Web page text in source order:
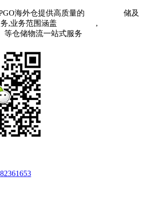
海外仓提供高质量的
储及
,业务范围涵盖 ,
等仓储物流一站式服务